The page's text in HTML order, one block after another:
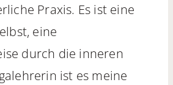
Praxis. Es ist eine
eine
durch die inneren
ist es meine